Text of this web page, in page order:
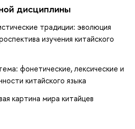
дисциплины
традиции: эволюция
изучения китайского
фонетические, лексические и
китайского языка
картина мира китайцев